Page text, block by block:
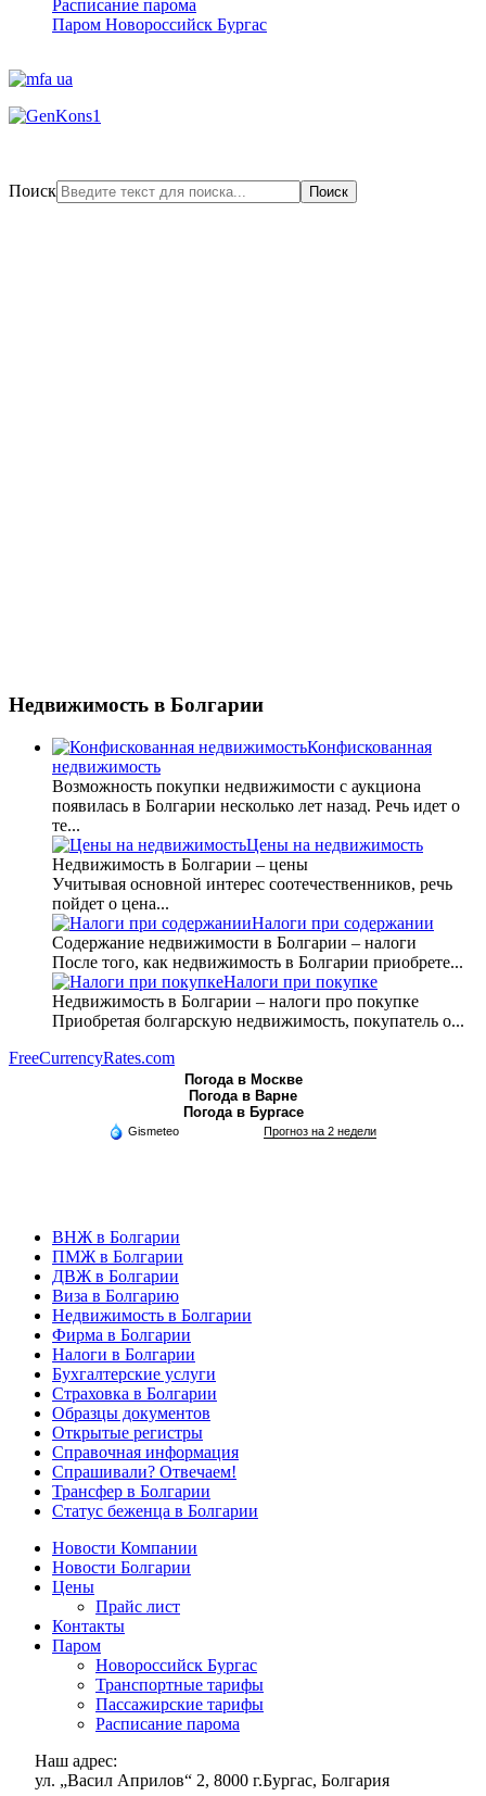
Расписание парома
Паром Новороссийск Бургас
Поиск Поиск
Недвижимость в Болгарии
Конфискованная
недвижимость
Возможность покупки недвижимости с аукциона
появилась в Болгарии несколько лет назад. Речь идет о
те...
Цены на недвижимость
Недвижимость в Болгарии – цены
Учитывая основной интерес соотечественников, речь
пойдет о цена...
Налоги при содержании
Содержание недвижимости в Болгарии – налоги
После того, как недвижимость в Болгарии приобрете...
Налоги при покупке
Недвижимость в Болгарии – налоги про покупке
Приобретая болгарскую недвижимость, покупатель о...
FreeCurrencyRates.com
Погода в Москве
Погода в Варне
Погода в Бургасе
Gismeteo Прогноз на 2 недели
ВНЖ в Болгарии
ПМЖ в Болгарии
ДВЖ в Болгарии
Виза в Болгарию
Недвижимость в Болгарии
Фирма в Болгарии
Налоги в Болгарии
Бухгалтерские услуги
Страховка в Болгарии
Образцы документов
Открытые регистры
Справочная информация
Спрашивали? Отвечаем!
Трансфер в Болгарии
Статус беженца в Болгарии
Новости Компании
Новости Болгарии
Цены
Прайс лист
Контакты
Паром
Новороссийск Бургас
Транспортные тарифы
Пассажирские тарифы
Расписание парома
Наш адрес:
ул. „Васил Априлов“ 2, 8000 г.Бургас, Болгария